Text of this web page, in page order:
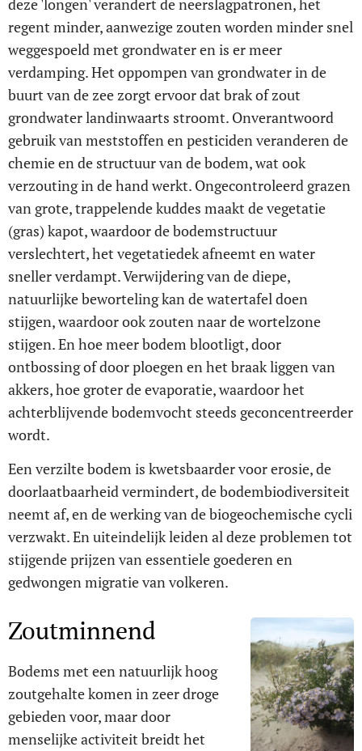
deze 'longen' verandert de neerslagpatronen, het
regent minder, aanwezige zouten worden minder snel
weggespoeld met grondwater en is er meer
verdamping. Het oppompen van grondwater in de
buurt van de zee zorgt ervoor dat brak of zout
grondwater landinwaarts stroomt. Onverantwoord
gebruik van meststoffen en pesticiden veranderen de
chemie en de structuur van de bodem, wat ook
verzouting in de hand werkt. Ongecontroleerd grazen
van grote, trappelende kuddes maakt de vegetatie
(gras) kapot, waardoor de bodemstructuur
verslechtert, het vegetatiedek afneemt en water
sneller verdampt. Verwijdering van de diepe,
natuurlijke beworteling kan de watertafel doen
stijgen, waardoor ook zouten naar de wortelzone
stijgen. En hoe meer bodem blootligt, door
ontbossing of door ploegen en het braak liggen van
akkers, hoe groter de evaporatie, waardoor het
achterblijvende bodemvocht steeds geconcentreerder
wordt.
Een verzilte bodem is kwetsbaarder voor erosie, de
doorlaatbaarheid vermindert, de bodembiodiversiteit
neemt af, en de werking van de biogeochemische cycli
verzwakt. En uiteindelijk leiden al deze problemen tot
stijgende prijzen van essentiele goederen en
gedwongen migratie van volkeren.
Zoutminnend
Bodems met een natuurlijk hoog
zoutgehalte komen in zeer droge
gebieden voor, maar door
menselijke activiteit breidt het